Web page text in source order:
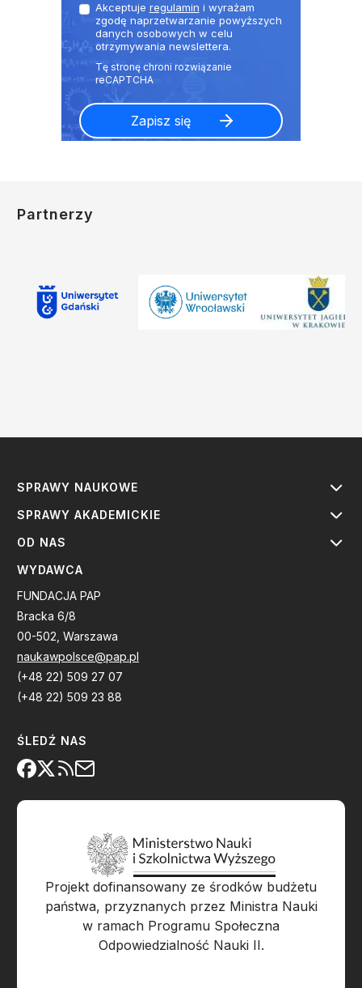
Akceptuje regulamin i wyrażam
zgodę naprzetwarzanie powyższych
danych osobowych w celu
otrzymywania newslettera.
Partnerzy
SPRAWY NAUKOWE
SPRAWY AKADEMICKIE
OD NAS
WYDAWCA
FUNDACJA PAP
Bracka 6/8
00-502, Warszawa
naukawpolsce@pap.pl
(+48 22) 509 27 07
(+48 22) 509 23 88
ŚLEDŹ NAS
Projekt dofinansowany ze środków budżetu
państwa, przyznanych przez Ministra Nauki
w ramach Programu Społeczna
Odpowiedzialność Nauki II.